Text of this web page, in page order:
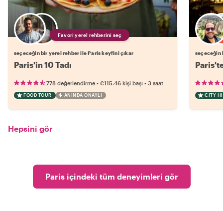
Favori yerel rehberini seç
seçeceğin bir yerel rehber ile Paris keyfini çıkar
Paris'in 10 Tadı
778 değerlendirme • €115.46 kişi başı • 3 saat
FOOD TOUR ANINDA ONAYLI
seçeceğin
CITY
Hepsini gör
Paris içindeki tüm deneyimleri gör